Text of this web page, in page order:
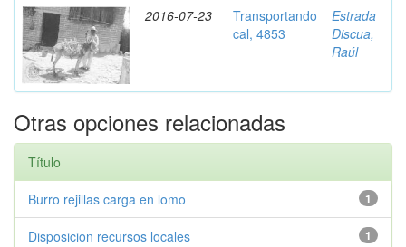
2016-07-23
Transportando
cal, 4853
Estrada
Discua,
Raúl
Otras opciones relacionadas
Título
1
Burro rejillas carga en lomo
1
Disposicion recursos locales